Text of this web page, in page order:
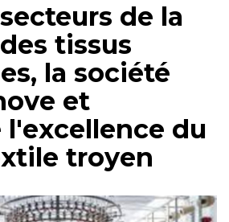
de la
tissus
la société
et
du
troyen